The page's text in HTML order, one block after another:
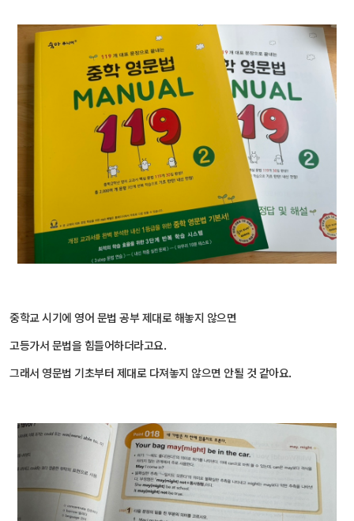
중학교 시기에 영어 문법 공부 제대로 해놓지 않으면
고등가서 문법을 힘들어하더라고요.
그래서 영문법 기초부터 제대로 다져놓지 않으면 안될 것 같아요.